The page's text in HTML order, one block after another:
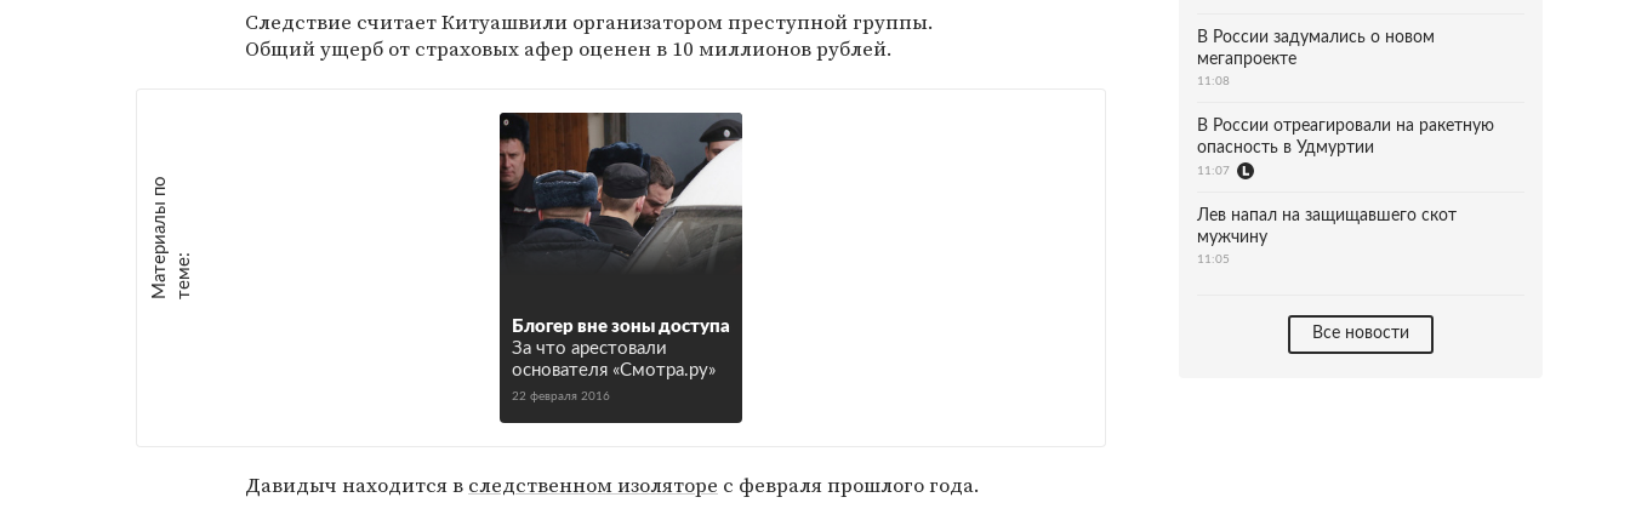
Следствие считает Китуашвили организатором преступной группы.
Общий ущерб от страховых афер оценен в 10 миллионов рублей.
М
а
т е
р
и
а
л
ы
п
о
т
е
м
е :
Блогер вне зоны доступа
За что арестовали
основателя «Смотра.ру»
22 февраля 2016
Давидыч находится в следственном изоляторе с февраля прошлого года.
В России задумались о новом
мегапроекте
11:08
В России отреагировали на ракетную
опасность в Удмуртии
11:07
Лев напал на защищавшего скот
мужчину
11:05
Все новости